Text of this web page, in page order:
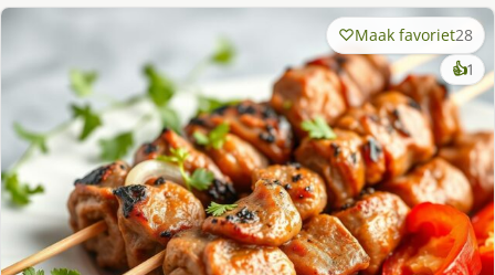
Maak favoriet28
👍1